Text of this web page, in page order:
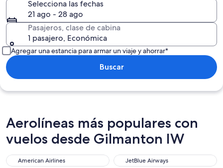
Selecciona las fechas
21 ago - 28 ago
Pasajeros, clase de cabina
1 pasajero, Económica
Agregar una estancia para armar un viaje y ahorrar*
Buscar
Aerolíneas más populares con
vuelos desde Gilmanton IW
American Airlines
JetBlue Airways